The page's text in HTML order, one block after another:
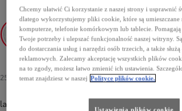
040 Pure White
2500 zł-3500 zł
lakier metalizowany
Chcemy ułatwić Ci korzystanie z naszej strony i usprawnić
dlatego wykorzystujemy pliki cookie, które są umieszczane
komputerze, telefonie komórkowym lub tablecie.
Twoje potrzeby i ulepszać funkcjonalność naszej witryny.
do dostarczania usług i narzędzi osób trzecich, a także
reklamowych. Zalecamy akceptację wszystkich plików
na to zgody, możesz łatwo zmienić ich ustawienia.
temat znajdziesz w naszej Polityce plików cookie.
Ustawienia plików cookie